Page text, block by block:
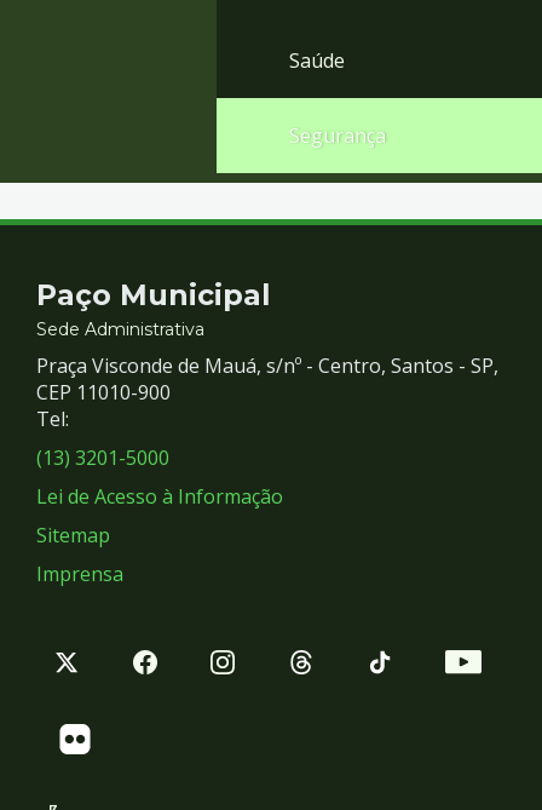
Saúde
Segurança
Contato
e
Redes
Sociais
Paço Municipal
Sede Administrativa
Praça Visconde de Mauá, s/nº - Centro, Santos - SP,
CEP 11010-900
Tel:
(13) 3201-5000
Lei de Acesso à Informação
Sitemap
Imprensa